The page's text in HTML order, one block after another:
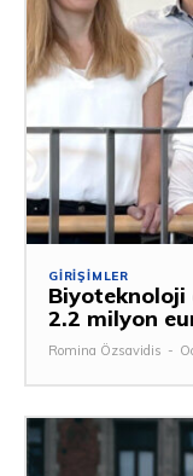
GIRIŞIMLER
Biyoteknoloji
2.2 milyon
Romina Özsavidis -